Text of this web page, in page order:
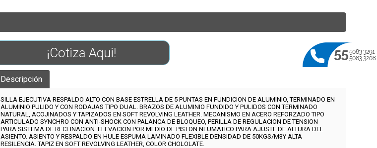
¡Cotiza Aqui!
Descripción
SILLA EJECUTIVA RESPALDO ALTO CON BASE ESTRELLA DE 5 PUNTAS EN FUNDICION DE ALUMINIO, TERMINADO EN
ALUMINIO PULIDO Y CON RODAJAS TIPO DUAL. BRAZOS DE ALUMINIO FUNDIDO Y PULIDOS CON TERMINADO
NATURAL, ACOJINADOS Y TAPIZADOS EN SOFT REVOLVING LEATHER. MECANISMO EN ACERO REFORZADO TIPO
ARTICULADO SYNCHRO CON ANTI-SHOCK CON PALANCA DE BLOQUEO, PERILLA DE REGULACION DE TENSION
PARA SISTEMA DE RECLINACION. ELEVACION POR MEDIO DE PISTON NEUMATICO PARA AJUSTE DE ALTURA DEL
ASIENTO. ASIENTO Y RESPALDO EN HULE ESPUMA LAMINADO FLEXIBLE DENSIDAD DE 50KGS/M3Y ALTA
RESILENCIA. TAPIZ EN SOFT REVOLVING LEATHER, COLOR CHOLOLATE.